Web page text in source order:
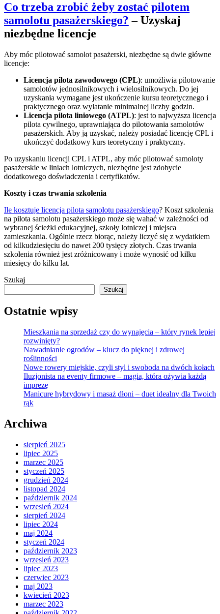
Co trzeba zrobić żeby zostać pilotem
samolotu pasażerskiego? – Uzyskaj
niezbędne licencje
Aby móc pilotować samolot pasażerski, niezbędne są dwie główne
licencje:
Licencja pilota zawodowego (CPL): umożliwia pilotowanie
samolotów jednosilnikowych i wielosilnikowych. Do jej
uzyskania wymagane jest ukończenie kursu teoretycznego i
praktycznego oraz wylatanie minimalnej liczby godzin.
Licencja pilota liniowego (ATPL): jest to najwyższa licencja
pilota cywilnego, uprawniająca do pilotowania samolotów
pasażerskich. Aby ją uzyskać, należy posiadać licencję CPL i
ukończyć dodatkowy kurs teoretyczny i praktyczny.
Po uzyskaniu licencji CPL i ATPL, aby móc pilotować samoloty
pasażerskie w liniach lotniczych, niezbędne jest zdobycie
dodatkowego doświadczenia i certyfikatów.
Koszty i czas trwania szkolenia
Ile kosztuje licencja pilota samolotu pasażerskiego? Koszt szkolenia
na pilota samolotu pasażerskiego może się wahać w zależności od
wybranej ścieżki edukacyjnej, szkoły lotniczej i miejsca
zamieszkania. Ogólnie rzecz biorąc, należy liczyć się z wydatkiem
od kilkudziesięciu do nawet 200 tysięcy złotych. Czas trwania
szkolenia również jest zróżnicowany i może wynosić od kilku
miesięcy do kilku lat.
Szukaj
Szukaj
Ostatnie wpisy
Mieszkania na sprzedaż czy do wynajęcia – który rynek lepiej
rozwinięty?
Nawadnianie ogrodów – klucz do pięknej i zdrowej
roślinności
Nowe rowery miejskie, czyli styl i swoboda na dwóch kołach
Iluzjonista na eventy firmowe – magia, która ożywia każdą
imprezę
Manicure hybrydowy i masaż dłoni – duet idealny dla Twoich
rąk
Archiwa
sierpień 2025
lipiec 2025
marzec 2025
styczeń 2025
grudzień 2024
listopad 2024
październik 2024
wrzesień 2024
sierpień 2024
lipiec 2024
maj 2024
styczeń 2024
październik 2023
wrzesień 2023
lipiec 2023
czerwiec 2023
maj 2023
kwiecień 2023
marzec 2023